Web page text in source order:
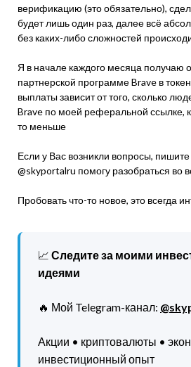
верификацию (это обязательно),
будет лишь один раз, далее всё
без каких-либо сложностей
Я в начале каждого месяца получаю
партнерской программе Brave в
выплаты зависит от того, сколько
Brave по моей реферальной ссылке,
то меньше
Если у Вас возникли вопросы,
@skyportalru помогу разобраться во
Пробовать что-то новое, это всегда
📈 Следите за моими
идеями
🔥 Мой Telegram-канал:
Акции • криптовалюты •
инвестиционный опыт